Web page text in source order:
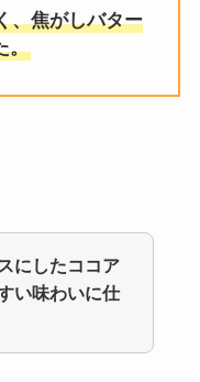
、焦がしバター
。
にしたココア
い味わいに仕